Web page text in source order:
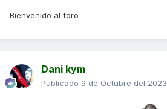
Bienvenido al foro
Dani kym
Publicado 9 de Octubre del 2023